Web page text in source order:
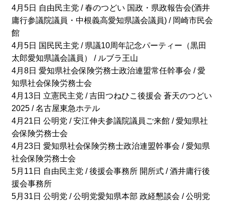
4月5日 自由民主党 / 春のつどい 国政・県政報告会(酒井
庸行参議院議員・中根義高愛知県議会議員) / 岡崎市民会
館
4月5日 国民民主党 / 県議10周年記念パーティー（黒田
太郎愛知県議会議員） / ルブラ王山
4月8日 愛知県社会保険労務士政治連盟常任幹事会 / 愛
知県社会保険労務士会
4月13日 立憲民主党 / 吉田つねひこ後援会 蒼天のつどい
2025 / 名古屋東急ホテル
4月21日 公明党 / 安江伸夫参議院議員ご来館 / 愛知県社
会保険労務士会
4月23日 愛知県社会保険労務士政治連盟幹事会 / 愛知県
社会保険労務士会
5月11日 自由民主党 / 後援会事務所 開所式 / 酒井庸行後
援会事務所
5月31日 公明党 / 公明党愛知県本部 政経懇談会 / 公明党